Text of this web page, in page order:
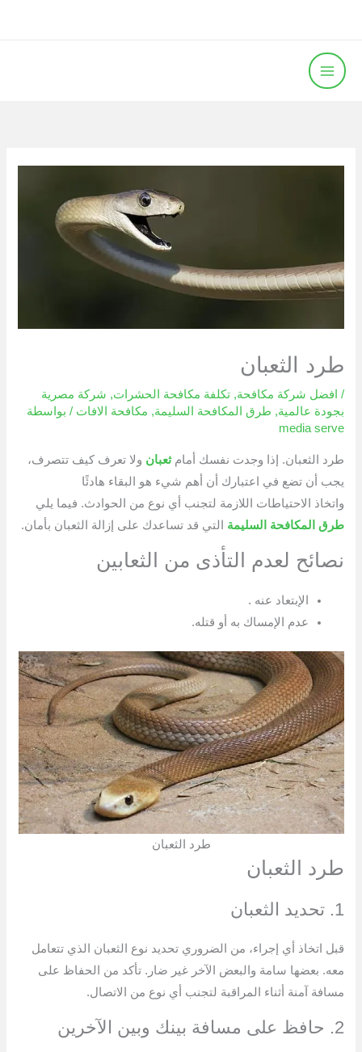
المحتوى
طرد الثعبان
/ افضل شركة مكافحة,تكلفة مكافحة الحشرات, شركة مصرية
بجودة عالمية, طرق المكافحة السليمة, مكافحة الافات / بواسطة
media serve
طرد الثعبان. إذا وجدت نفسك أمامثعبان ولا تعرف كيف تتصرف،
يجب أن تضع في اعتبارك أن أهم شيء هو البقاء هادئًا
واتخاذ الاحتياطات اللازمة لتجنب أي نوع من الحوادث. فيما يلي
طرق المكافحة السليمة التي قد تساعدك على إزالة الثعبان بأمان.
نصائح لعدم التأذى من الثعابين
الإبتعاد عنه .
عدم الإمساك به أو قتله.
طرد الثعبان
طرد الثعبان
1. تحديد الثعبان
قبل اتخاذ أي إجراء، من الضروري تحديد نوع الثعبان الذي تتعامل
معه. بعضها سامة والبعض الآخر غير ضار. تأكد من الحفاظ على
مسافة آمنة أثناء المراقبة لتجنب أي نوع من الاتصال.
2. حافظ على مسافة بينك وبين الآخرين